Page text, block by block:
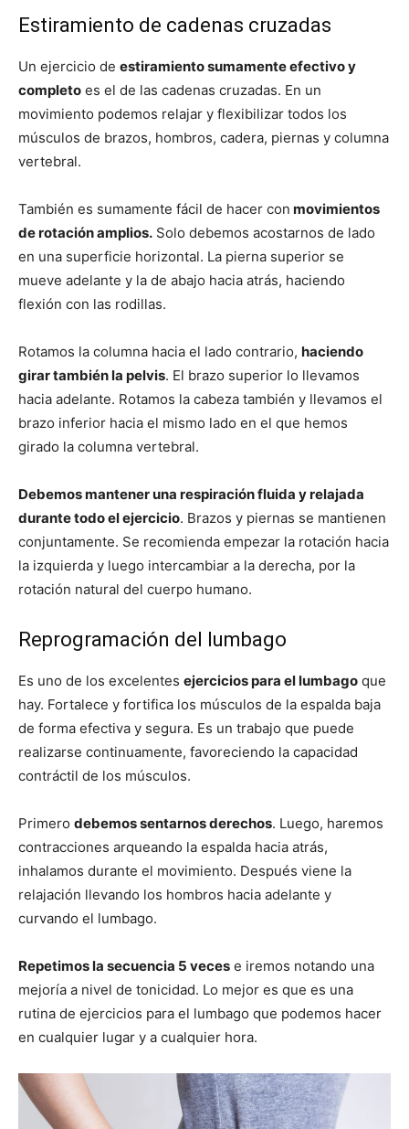
Estiramiento de cadenas cruzadas
Un ejercicio de estiramiento sumamente efectivo y
completo es el de las cadenas cruzadas. En un
movimiento podemos relajar y flexibilizar todos los
músculos de brazos, hombros, cadera, piernas y columna
vertebral.
También es sumamente fácil de hacer con movimientos
de rotación amplios. Solo debemos acostarnos de lado
en una superficie horizontal. La pierna superior se
mueve adelante y la de abajo hacia atrás, haciendo
flexión con las rodillas.
Rotamos la columna hacia el lado contrario, haciendo
girar también la pelvis. El brazo superior lo llevamos
hacia adelante. Rotamos la cabeza también y llevamos el
brazo inferior hacia el mismo lado en el que hemos
girado la columna vertebral.
Debemos mantener una respiración fluida y relajada
durante todo el ejercicio. Brazos y piernas se mantienen
conjuntamente. Se recomienda empezar la rotación hacia
la izquierda y luego intercambiar a la derecha, por la
rotación natural del cuerpo humano.
Reprogramación del lumbago
Es uno de los excelentes ejercicios para el lumbago que
hay. Fortalece y fortifica los músculos de la espalda baja
de forma efectiva y segura. Es un trabajo que puede
realizarse continuamente, favoreciendo la capacidad
contráctil de los músculos.
Primero debemos sentarnos derechos. Luego, haremos
contracciones arqueando la espalda hacia atrás,
inhalamos durante el movimiento. Después viene la
relajación llevando los hombros hacia adelante y
curvando el lumbago.
Repetimos la secuencia 5 veces e iremos notando una
mejoría a nivel de tonicidad. Lo mejor es que es una
rutina de ejercicios para el lumbago que podemos hacer
en cualquier lugar y a cualquier hora.